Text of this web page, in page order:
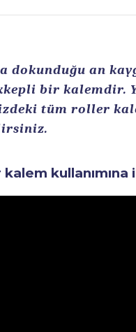
dokunduğu an
bir kalemdir.
tüm roller
kalem